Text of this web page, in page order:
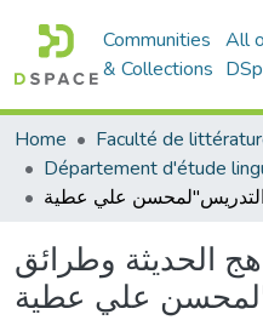
Communities
& Collections
All
Home
الحديثة وطرائق